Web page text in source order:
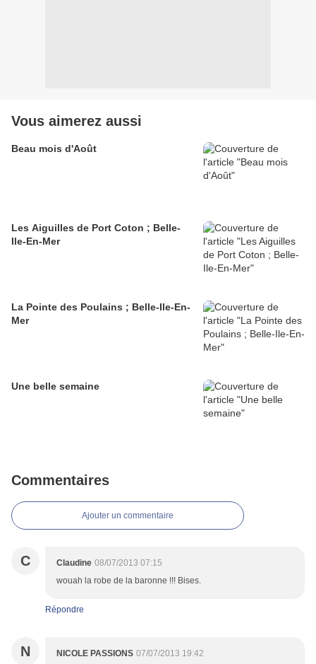
Vous aimerez aussi
Beau mois d'Août
Les Aiguilles de Port Coton ; Belle-
Ile-En-Mer
La Pointe des Poulains ; Belle-Ile-En-
Mer
Une belle semaine
Commentaires
Ajouter un commentaire
C Claudine 08/07/2013 07:15
wouah la robe de la baronne !!! Bises.
Répondre
N NICOLE PASSIONS 07/07/2013 19:42